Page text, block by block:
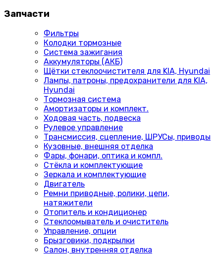
Запчасти
Фильтры
Колодки тормозные
Система зажигания
Аккумуляторы (АКБ)
Щётки стеклоочистителя для KIA, Hyundai
Лампы, патроны, предохранители для KIA,
Hyundai
Тормозная система
Амортизаторы и комплект.
Ходовая часть, подвеска
Рулевое управление
Трансмиссия, сцепление, ШРУСы, приводы
Кузовные, внешняя отделка
Фары, фонари, оптика и компл.
Стёкла и комплектующие
Зеркала и комплектующие
Двигатель
Ремни приводные, ролики, цепи,
натяжители
Отопитель и кондиционер
Стеклоомыватель и очиститель
Управление, опции
Брызговики, подкрылки
Салон, внутренняя отделка